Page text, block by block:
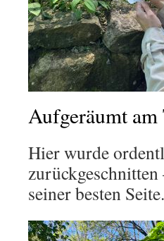
Aufgeräumt am
Hier wurde
seiner besten Seite.